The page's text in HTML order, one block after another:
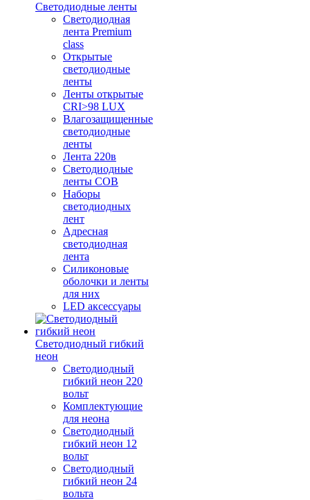
Светодиодные ленты
Светодиодная
лента Premium
class
Открытые
светодиодные
ленты
Ленты открытые
CRI>98 LUX
Влагозащищенные
светодиодные
ленты
Лента 220в
Светодиодные
ленты COB
Наборы
светодиодных
лент
Адресная
светодиодная
лента
Силиконовые
оболочки и ленты
для них
LED аксессуары
Светодиодный гибкий
неон
Светодиодный
гибкий неон 220
вольт
Комплектующие
для неона
Светодиодный
гибкий неон 12
вольт
Светодиодный
гибкий неон 24
вольта